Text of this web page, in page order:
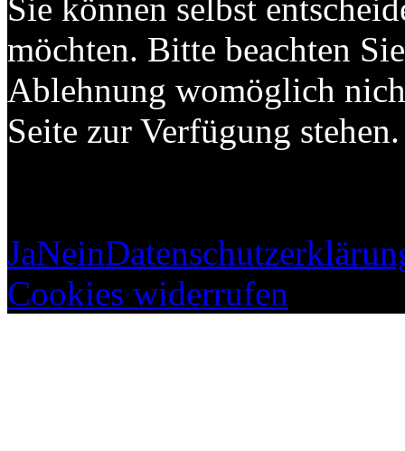
Sie können selbst
möchten. Bitte beachten
Ablehnung womöglich
Seite zur Verfügung stehen.
JaNein
Cookies widerrufen